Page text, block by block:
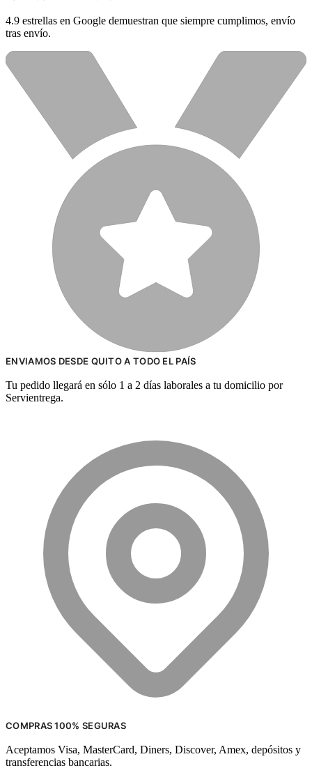
4.9 estrellas en Google demuestran que siempre cumplimos, envío
tras envío.
ENVIAMOS DESDE QUITO A TODO EL PAÍS
Tu pedido llegará en sólo 1 a 2 días laborales a tu domicilio por
Servientrega.
COMPRAS 100% SEGURAS
Aceptamos Visa, MasterCard, Diners, Discover, Amex, depósitos y
transferencias bancarias.